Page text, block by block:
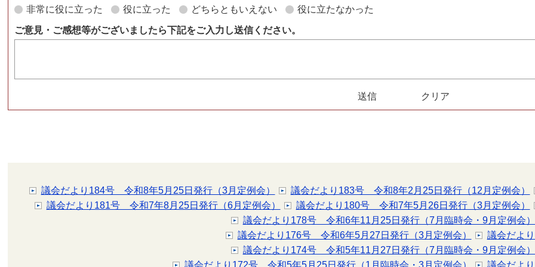
非常に役に立った 役に立った どちらともいえない 役に立たなかった
ご意見・ご感想等がございましたら下記をご入力し送信ください。
議会だより184号 令和8年5月25日発行（3月定例会）
議会だより183号 令和8年2月25日発行（12月定例会）
議会だより181号 令和7年8月25日発行（6月定例会）
議会だより180号 令和7年5月26日発行（3月定例会）
議会だより178号 令和6年11月25日発行（7月臨時会・9月定例会）
議会だより176号 令和6年5月27日発行（3月定例会）
議会だよ
議会だより174号 令和5年11月27日発行（7月臨時会・9月定例会）
議会だより172号 令和5年5月25日発行（1月臨時会・3月定例会）
議会だよ